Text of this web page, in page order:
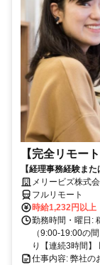
【完全リモー
【経理事務経験ま
完全在宅で育児・介
メリービズ株式
フルリモート
時給1,232円以上
勤務時間・曜日:
（9:00-19:00の
り【連続3時間】
仕事内容: 弊社の